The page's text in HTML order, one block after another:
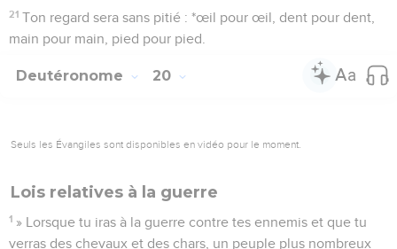
21 Ton regard sera sans pitié : *œil pour œil, dent pour dent,
main pour main, pied pour pied.
Deutéronome 20
Seuls les Évangiles sont disponibles en vidéo pour le moment.
Lois relatives à la guerre
1 » Lorsque tu iras à la guerre contre tes ennemis et que tu
verras des chevaux et des chars, un peuple plus nombreux